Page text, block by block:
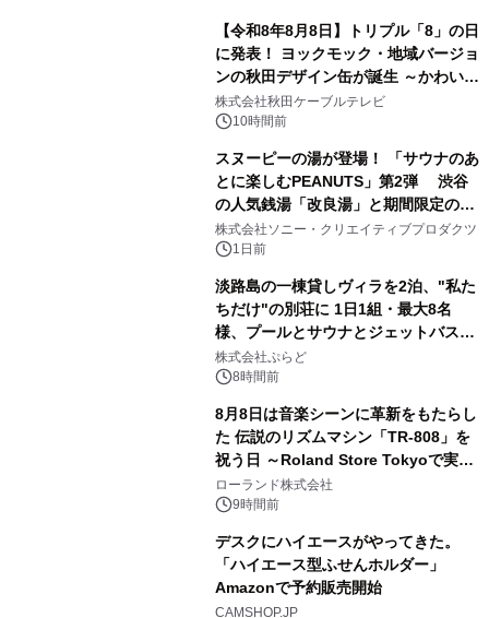
【令和8年8月8日】トリプル「8」の日
に発表！ ヨックモック・地域バージョ
ンの秋田デザイン缶が誕生 ～かわいい
秋田犬の子犬と秋田の四季と名所を巡
るパッケージ～ 9月1日(火)秋田県内で
株式会社秋田ケーブルテレビ
10時間前
スヌーピーの湯が登場！ 「サウナのあ
とに楽しむPEANUTS」第2弾 渋谷
の人気銭湯「改良湯」と期間限定のコ
ラボレーション サウナイキタイコラ
ボグッズも発売決定！
株式会社ソニー・クリエイティブプロダクツ
1日前
淡路島の一棟貸しヴィラを2泊、"私た
ちだけ"の別荘に 1日1組・最大8名
様、プールとサウナとジェットバス付
きで Villa Mon Temps AWAJIの連泊
素泊りプラン
株式会社ぷらど
8時間前
8月8日は音楽シーンに革新をもたらし
た 伝説のリズムマシン「TR-808」を
祝う日 ～Roland Store Tokyoで実機
を展示しての 記念キャンペーンを開
催 英国ラジオ「NTS」の 特別プログ
アーティストを フィーチャーしたアニ
メーションを公開～
ローランド株式会社
9時間前
デスクにハイエースがやってきた。
「ハイエース型ふせんホルダー」
Amazonで予約販売開始
CAMSHOP.JP